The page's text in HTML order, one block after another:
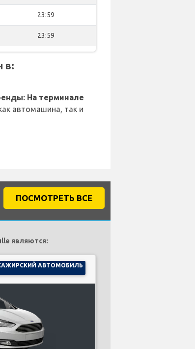
23:59
23:59
в:
На терминале
автомашина, так и
ПОСМОТРЕТЬ ВСЕ
являются:
АВТОМОБИЛЬ